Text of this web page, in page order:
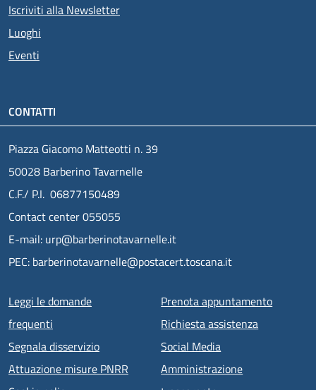
Iscriviti alla Newsletter
Luoghi
Eventi
CONTATTI
Piazza Giacomo Matteotti n. 39
50028 Barberino Tavarnelle
C.F./ P.I. 06877150489
Contact center 055055
E-mail: urp@barberinotavarnelle.it
PEC: barberinotavarnelle@postacert.toscana.it
Menu piè di pagina
Leggi le domande
frequenti
Segnala disservizio
Attuazione misure PNRR
Prenota appuntamento
Richiesta assistenza
Social Media
Amministrazione